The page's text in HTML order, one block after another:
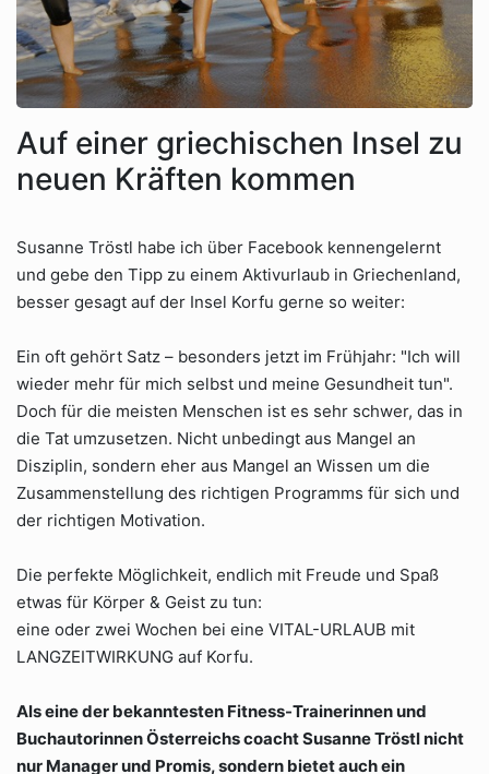
Auf einer griechischen Insel zu
neuen Kräften kommen
Susanne Tröstl habe ich über Facebook kennengelernt
und gebe den Tipp zu einem Aktivurlaub in Griechenland,
besser gesagt auf der Insel Korfu gerne so weiter:
Ein oft gehört Satz – besonders jetzt im Frühjahr: "Ich will
wieder mehr für mich selbst und meine Gesundheit tun".
Doch für die meisten Menschen ist es sehr schwer, das in
die Tat umzusetzen. Nicht unbedingt aus Mangel an
Disziplin, sondern eher aus Mangel an Wissen um die
Zusammenstellung des richtigen Programms für sich und
der richtigen Motivation.
Die perfekte Möglichkeit, endlich mit Freude und Spaß
etwas für Körper & Geist zu tun:
eine oder zwei Wochen bei eine VITAL-URLAUB mit
LANGZEITWIRKUNG auf Korfu.
Als eine der bekanntesten Fitness-Trainerinnen und
Buchautorinnen Österreichs coacht Susanne Tröstl nicht
nur Manager und Promis, sondern bietet auch ein